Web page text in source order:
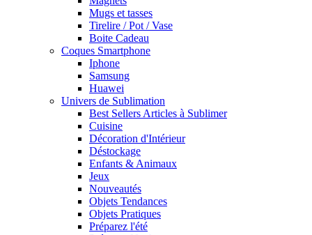
Mugs et tasses
Tirelire / Pot / Vase
Boite Cadeau
Coques Smartphone
Iphone
Samsung
Huawei
Univers de Sublimation
Best Sellers Articles à Sublimer
Cuisine
Décoration d'Intérieur
Déstockage
Enfants & Animaux
Jeux
Nouveautés
Objets Tendances
Objets Pratiques
Préparez l'été